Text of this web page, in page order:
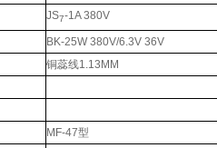
JS7-1A 380V
BK-25W 380V/6.3V 36V
铜蕊线1.13MM
MF-47型